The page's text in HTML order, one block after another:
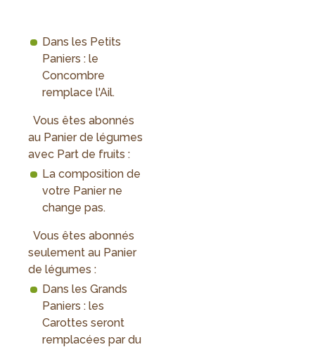
Dans les Petits
Paniers : le
Concombre
remplace l'Ail.
Vous êtes abonnés
au Panier de légumes
avec Part de fruits :
La composition de
votre Panier ne
change pas.
Vous êtes abonnés
seulement au Panier
de légumes :
Dans les Grands
Paniers : les
Carottes seront
remplacées par du